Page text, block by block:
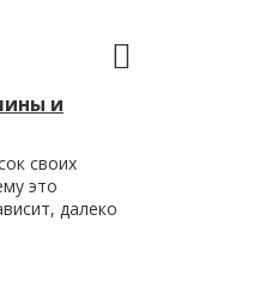
и
своих
это
далеко